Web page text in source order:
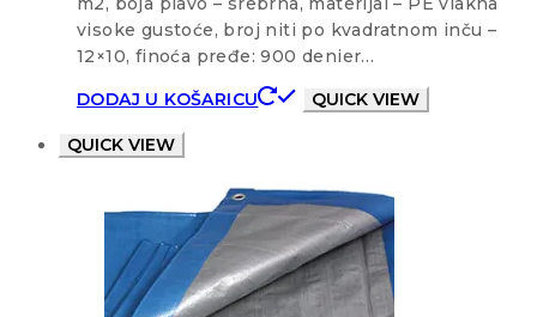
visoke gustoće, broj niti po kvadratnom inču –
12×10, finoća pređe: 900 denier…
DODAJ U KOŠARICU
QUICK VIEW
QUICK VIEW